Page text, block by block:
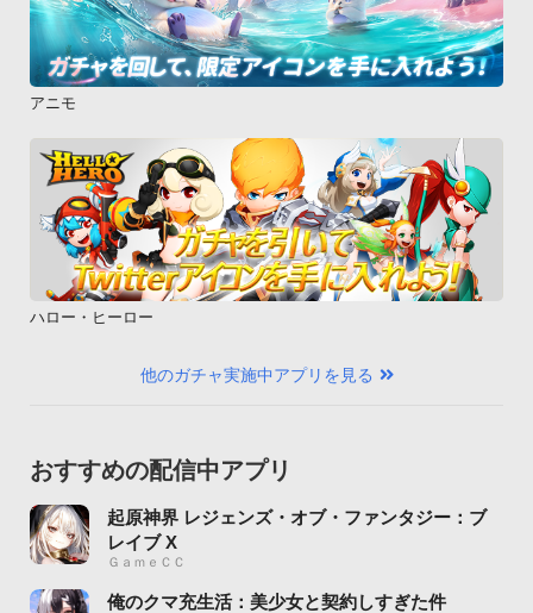
アニモ
ハロー・ヒーロー
他のガチャ実施中アプリを見る
おすすめの配信中アプリ
起原神界 レジェンズ・オブ・ファンタジー：ブ
レイブ X
ＧａｍｅＣＣ
俺のクマ充生活：美少女と契約しすぎた件